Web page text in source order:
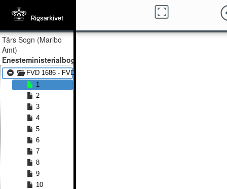
Tårs Sogn (Maribo
Amt)
Enesteministerialbog
FVD 1686 - FVD 1699
1
2
3
4
5
6
7
8
9
10